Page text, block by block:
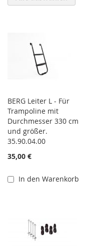
BERG Leiter L - Für
Trampoline mit
Durchmesser 330 cm
und größer.
35.90.04.00
35,00 €
In den Warenkorb